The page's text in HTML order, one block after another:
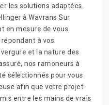
les solutions adaptées.
à Wavrans Sur
en mesure de vous
à vos
et la nature des
nos ramoneurs à
sélectionnés pour vous
afin que votre projet
entre les mains de vrais